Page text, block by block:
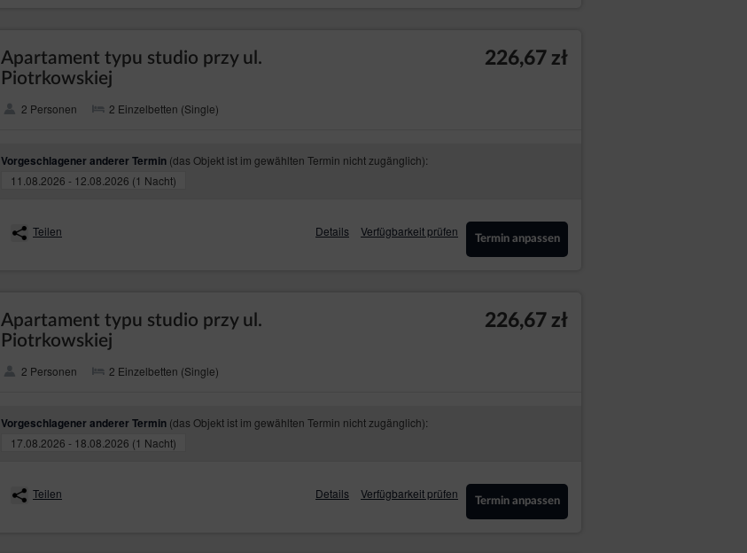
Apartament typu studio przy ul.
Piotrkowskiej
2 Personen 2 Einzelbetten (Single)
226,67 zł
Vorgeschlagener anderer Termin (das Objekt ist im gewählten Termin nicht zugänglich):
11.08.2026 - 12.08.2026 (1 Nacht)
Teilen Details Verfügbarkeit prüfen
Termin anpassen
Apartament typu studio przy ul.
Piotrkowskiej
2 Personen 2 Einzelbetten (Single)
226,67 zł
Vorgeschlagener anderer Termin (das Objekt ist im gewählten Termin nicht zugänglich):
17.08.2026 - 18.08.2026 (1 Nacht)
Teilen Details Verfügbarkeit prüfen
Termin anpassen